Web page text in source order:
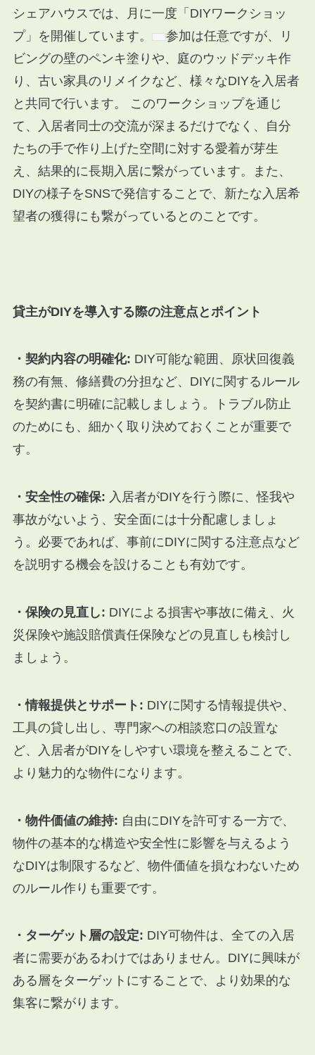
シェアハウスでは、月に一度「DIYワークショッ
プ」を開催しています。
参加は任意ですが、リ
ビングの壁のペンキ塗りや、庭のウッドデッキ作
り、古い家具のリメイクなど、様々なDIYを入居者
と共同で行います。 このワークショップを通じ
て、入居者同士の交流が深まるだけでなく、自分
たちの手で作り上げた空間に対する愛着が芽生
え、結果的に長期入居に繋がっています。また、
DIYの様子をSNSで発信することで、新たな入居希
望者の獲得にも繋がっているとのことです。
貸主がDIYを導入する際の注意点とポイント
・契約内容の明確化: DIY可能な範囲、原状回復義
務の有無、修繕費の分担など、DIYに関するルール
を契約書に明確に記載しましょう。トラブル防止
のためにも、細かく取り決めておくことが重要で
す。
・安全性の確保: 入居者がDIYを行う際に、怪我や
事故がないよう、安全面には十分配慮しましょ
う。必要であれば、事前にDIYに関する注意点など
を説明する機会を設けることも有効です。
・保険の見直し: DIYによる損害や事故に備え、火
災保険や施設賠償責任保険などの見直しも検討し
ましょう。
・情報提供とサポート: DIYに関する情報提供や、
工具の貸し出し、専門家への相談窓口の設置な
ど、入居者がDIYをしやすい環境を整えることで、
より魅力的な物件になります。
・物件価値の維持: 自由にDIYを許可する一方で、
物件の基本的な構造や安全性に影響を与えるよう
なDIYは制限するなど、物件価値を損なわないため
のルール作りも重要です。
・ターゲット層の設定: DIY可物件は、全ての入居
者に需要があるわけではありません。DIYに興味が
ある層をターゲットにすることで、より効果的な
集客に繋がります。